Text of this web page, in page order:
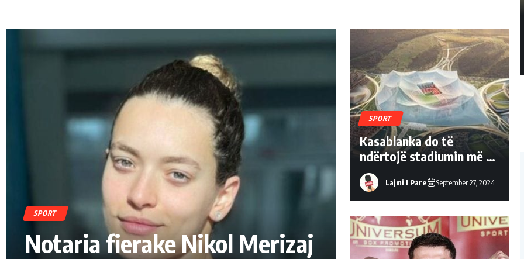
SPORT
Notaria fierake Nikol Merizaj
SPORT
Kasablanka do të
ndërtojë stadiumin më të
madh në botë, 115 mijë
vendëshLajmi I Pare September 27, 2024